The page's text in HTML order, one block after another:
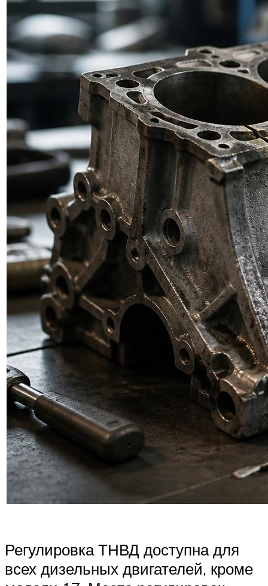
Регулировка ТНВД доступна для
всех дизельных двигателей, кроме